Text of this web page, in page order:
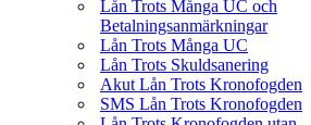
Lån Trots Många UC och
Betalningsanmärkningar
Lån Trots Många UC
Lån Trots Skuldsanering
Akut Lån Trots Kronofogden
SMS Lån Trots Kronofogden